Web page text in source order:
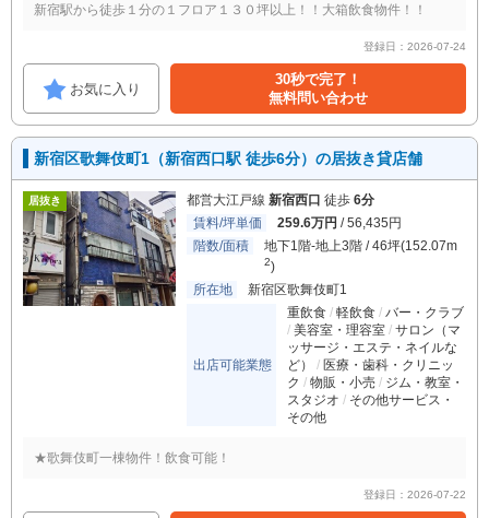
新宿駅から徒歩１分の１フロア１３０坪以上！！大箱飲食物件！！
登録日：2026-07-24
お気に入り
30秒で完了！
無料問い合わせ
新宿区歌舞伎町1（新宿西口駅 徒歩6分）の居抜き貸店舗
居抜き 都営大江戸線 新宿西口 徒歩 6分
賃料/坪単価
259.6万円 / 56,435円
階数/面積
地下1階-地上3階 / 46坪(152.07m
2)
所在地
新宿区歌舞伎町1
出店可能業態
重飲食 軽飲食
バー・クラブ
美容室・理容室
サロン（マ
ッサージ・エステ・ネイルな
ど）
医療・歯科・クリニッ
ク
物販・小売
ジム・教室・
スタジオ
その他サービス・
その他
★歌舞伎町一棟物件！飲食可能！
登録日：2026-07-22